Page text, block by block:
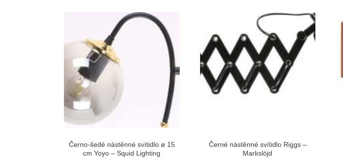
Černo-šedé nástěnné svítidlo ø 15
cm Yoyo – Squid Lighting
Černé nástěnné svítidlo Riggs –
Markslöjd